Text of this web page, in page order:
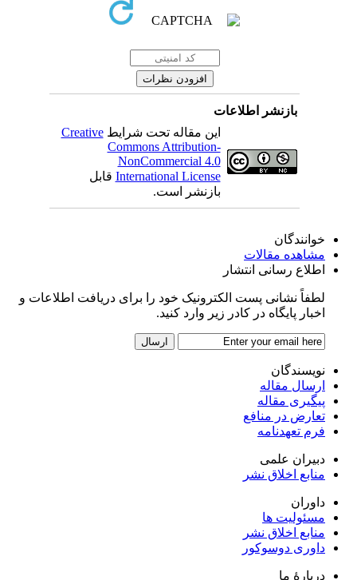
بازنشر اطلاعات
این مقاله تحت شرایطCreative
Commons Attribution-
NonCommercial 4.0
International Licenseقابل
بازنشر است.
خوانندگان
مشاهده مقالات
اطلاع رسانی انتشار
لطفاً نشانی پست الکترونیک خود را برای دریافت اطلاعات و
اخبار پایگاه در کادر زیر وارد کنید.
نویسندگان
ارسال مقاله
پیگیری مقاله
تعارض در منافع
فرم تعهدنامه
دبیران علمی
منابع اخلاق نشر
داوران
مسئولیت ها
منابع اخلاق نشر
داوری دوسوکور
دربارۀ ما